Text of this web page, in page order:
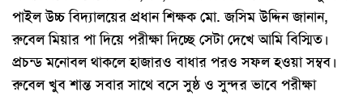
পাইল উচ্চ বিদ্যালয়ের প্রধান শিক্ষক মো. জসিম উদ্দিন জানান,
রুবেল মিয়ার পা দিয়ে পরীক্ষা দিচ্ছে সেটা দেখে আমি বিস্মিত।
প্রচন্ড মনোবল থাকলে হাজারও বাধার পরও সফল হওয়া সম্বব।
রুবেল খুব শান্ত সবার সাথে বসে সুষ্ঠ ও সুন্দর ভাবে পরীক্ষা